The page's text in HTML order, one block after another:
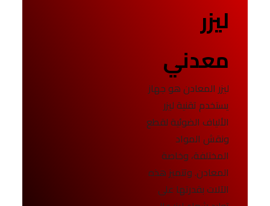
ليزر
معدني
ليزر المعادن هو جهاز
يستخدم تقنية ليزر
الألياف الضوئية لقطع
ونقش المواد
المختلفة، وخاصة
المعادن. وتتميز هذه
الآلات بقدرتها على